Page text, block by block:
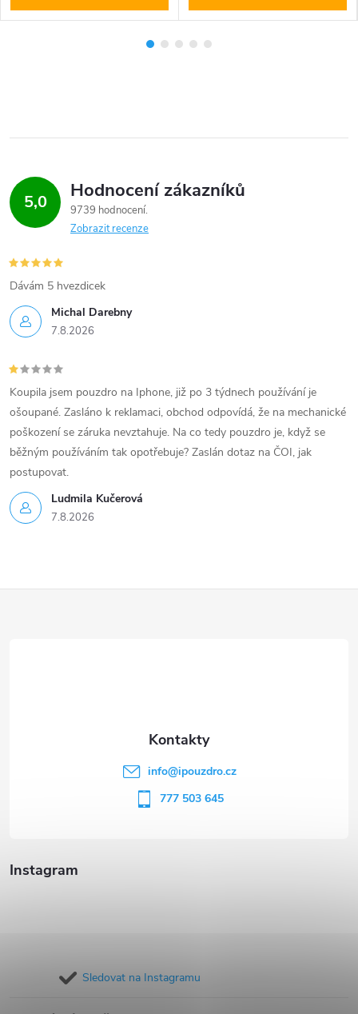
5,0 Hodnocení zákazníků
9739 hodnocení
Zobrazit recenze
Michal Darebny
7.8.2026
Dávám 5 hvezdicek
Ludmila Kučerová
7.8.2026
Koupila jsem pouzdro na Iphone, již po 3 týdnech používání je
ošoupané. Zasláno k reklamaci, obchod odpovídá, že na mechanické
poškození se záruka nevztahuje. Na co tedy pouzdro je, když se
běžným používáním tak opotřebuje? Zaslán dotaz na ČOI, jak
postupovat.
Instagram
Sledovat na Instagramu
info@ipouzdro.cz
777 503 645